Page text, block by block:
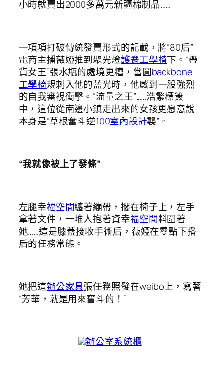
小時就賣出2000多萬元新疆棉制品……
一項項打破傳統發賣形式的記載，將“80后”
電商主播薇婭推到聚光燈護脊工學椅下。“帶
貨女王”張水瓶的處境更糟，當圓backbone
工學椅規刺入他的藍光時，他感到一股強烈
的自我審視衝擊。“流量之王”……浩繁標簽
中，這位從南邊小鎮走出來的女孩更愿意說
本身是“草根奮斗逆100室內設計襲”。
“我就像被上了發條”
左腿幸福空間纏著繃帶，擱在椅子上，左手
拿著文件，一堆人抱著資幸福空間料圍著
她……這是膝蓋接收手術后，薇婭在零點下播
后的任務常態。
她把這辦公家具張任務照發在weibo上，寫著
“芳華，就是用來奮斗的！”
辦公室系統櫃